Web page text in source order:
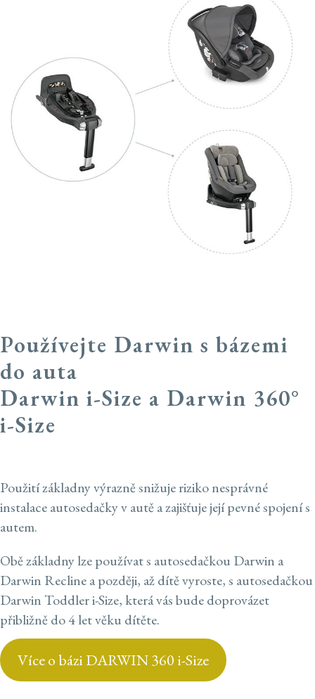
Používejte Darwin s bázemi
do auta
Darwin i-Size a Darwin 360°
i-Size
Použití základny výrazně snižuje riziko nesprávné
instalace autosedačky v autě a zajišťuje její pevné spojení s
autem.
Obě základny lze používat s autosedačkou Darwin a
Darwin Recline a později, až dítě vyroste, s autosedačkou
Darwin Toddler i-Size, která vás bude doprovázet
přibližně do 4 let věku dítěte.
Více o bázi DARWIN 360 i-Size